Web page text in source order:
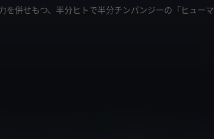
を併せもつ、半分ヒトで半分チンパンジーの「ヒューマ